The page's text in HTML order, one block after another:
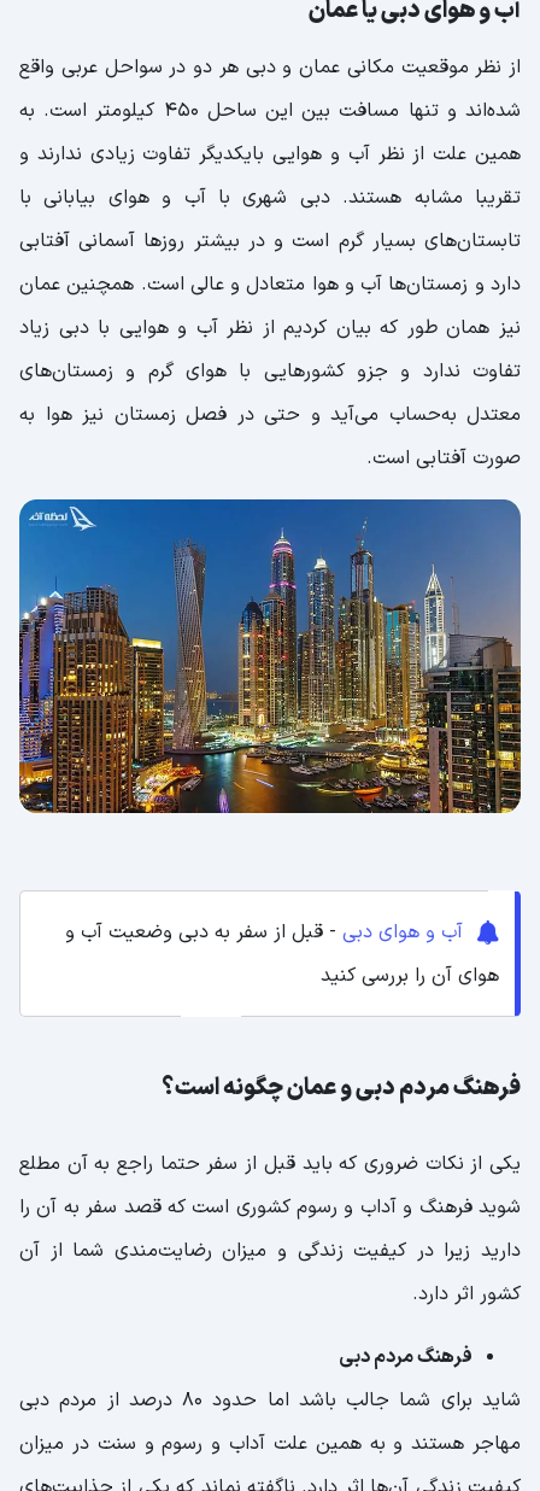
آب و هوای دبی یا عمان
از نظر موقعیت مکانی عمان و دبی هر دو در سواحل عربی واقع
شده‌اند و تنها مسافت بین این ساحل ۴۵۰ کیلومتر است‌. به
همین علت از نظر آب و هوایی بایکدیگر تفاوت زیادی ندارند و
تقریبا مشابه هستند. دبی شهری با آب و هوای بیابانی با
تابستان‌های بسیار گرم است و در بیشتر روزها آسمانی آفتابی
دارد و زمستان‌ها آب و هوا متعادل و عالی است. همچنین عمان
نیز همان طور که بیان کردیم از نظر آب و هوایی با دبی زیاد
تفاوت ندارد و جزو کشورهایی با هوای گرم و زمستان‌های
معتدل به‌حساب می‌آید و حتی در فصل زمستان نیز هوا به
صورت آفتابی است‌.
آب و هوای دبی - قبل از سفر به دبی وضعیت آب و
هوای آن را بررسی کنید
فرهنگ مردم دبی و عمان چگونه است؟
یکی از نکات ضروری که باید قبل از سفر حتما راجع به آن مطلع
شوید فرهنگ و آداب و رسوم کشوری است که قصد سفر به آن را
دارید زیرا در کیفیت زندگی و میزان رضایت‌مندی شما از آن
کشور اثر دارد.
فرهنگ مردم دبی
شاید برای شما جالب باشد اما حدود ۸۰ درصد از مردم دبی
مهاجر هستند و به همین علت آداب و رسوم و سنت در میزان